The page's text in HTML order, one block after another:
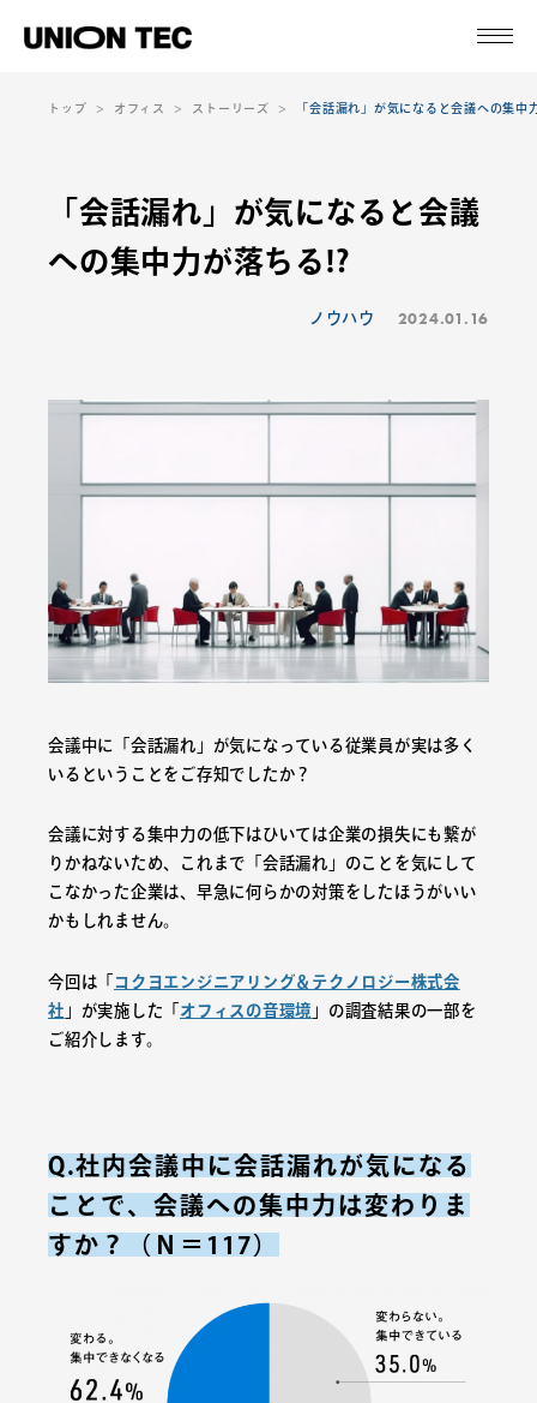
トップ オフィス ストーリーズ 「会話漏れ」が気になると会議への集中
「会話漏れ」が気になると会議
への集中力が落ちる!?
ノウハウ 2024.01.16
会議中に「会話漏れ」が気になっている従業員が実は多く
いるということをご存知でしたか？
会議に対する集中力の低下はひいては企業の損失にも繋が
りかねないため、これまで「会話漏れ」のことを気にして
こなかった企業は、早急に何らかの対策をしたほうがいい
かもしれません。
今回は「
コクヨエンジニアリング＆テクノロジー株式会
社 」が実施した「 オフィスの音環境 」の調査結果の一部を
ご紹介します。
Q.社内会議中に会話漏れが気になる
ことで、会議への集中力は変わりま
すか？（Ｎ＝117）